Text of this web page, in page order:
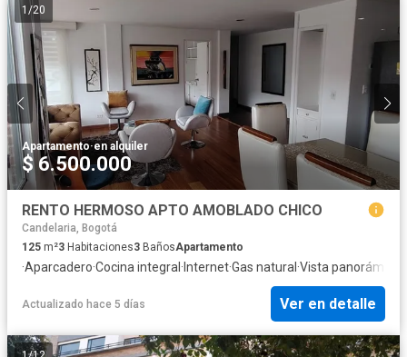
1 /20
Apartamento·en alquiler
$ 6.500.000
RENTO HERMOSO APTO AMOBLADO CHICO
Candelaria, Bogotá
125 m²3 Habitaciones3 BañosApartamento
·Aparcadero·Cocina integral · Internet·Gas natural ·Vista panorámica
Actualizado hace 5 días Ver en detalle